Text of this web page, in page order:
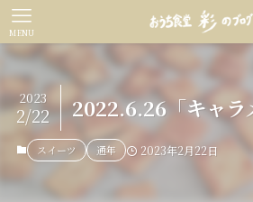
MENU
2022.6.26「キャラ
2023
2/22
スイーツ 通年 2023年2月22日